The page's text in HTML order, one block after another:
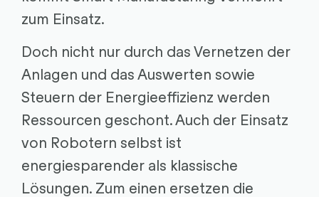
zum Einsatz.
Doch nicht nur durch das Vernetzen der
Anlagen und das Auswerten sowie
Steuern der Energieeffizienz werden
Ressourcen geschont. Auch der Einsatz
von Robotern selbst ist
energiesparender als klassische
Lösungen. Zum einen ersetzen die